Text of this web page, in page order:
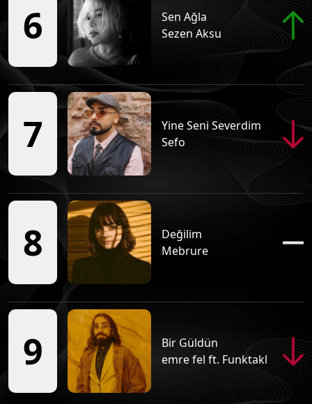
Turizm Kafası
Tüm Podcastleri
Salih'le Mevzu Bahis
Tüm Podcastleri
Otomobil Adamlar
Radyodaki Adam
Tüm Podcastleri
Sarı Tramvay
Kafa Mix
6
Sen Ağla
Sezen Aksu
7
Yine Seni Severdim
Sefo
8
Değilim
Mebrure
9
Bir Güldün
emre fel ft. Funktakl